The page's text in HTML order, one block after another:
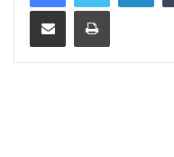
Distribuie prin mail Tipărește